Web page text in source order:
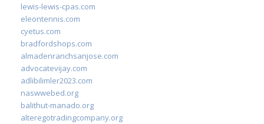
lewis-lewis-cpas.com
eleontennis.com
cyetus.com
bradfordshops.com
almadenranchsanjose.com
advocatevijay.com
adlibilimler2023.com
naswwebed.org
balithut-manado.org
alteregotradingcompany.org